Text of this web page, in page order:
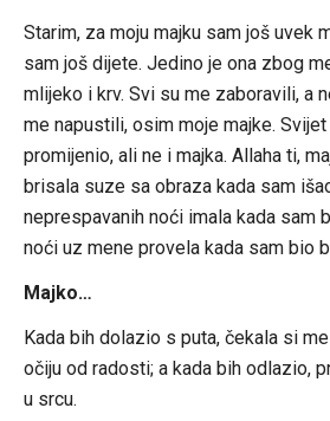
Starim, za moju majku sam još uvek
sam još dijete. Jedino je ona zbog
mlijeko i krv. Svi su me zaboravili, a
me napustili, osim moje majke.
promijenio, ali ne i majka. Allaha ti,
brisala suze sa obraza kada sam
neprespavanih noći imala kada sam
noći uz mene provela kada sam bio
Majko…
Kada bih dolazio s puta, čekala si
očiju od radosti; a kada bih odlazio,
u srcu.